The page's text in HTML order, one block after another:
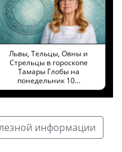
Львы, Тельцы, Овны и
Стрельцы в гороскопе
Тамары Глобы на
понедельник 10…
информации